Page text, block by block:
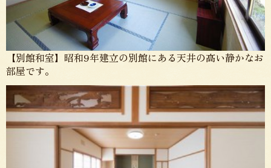
【別館和室】昭和9年建立の別館にある天井の高い静かなお
部屋です。